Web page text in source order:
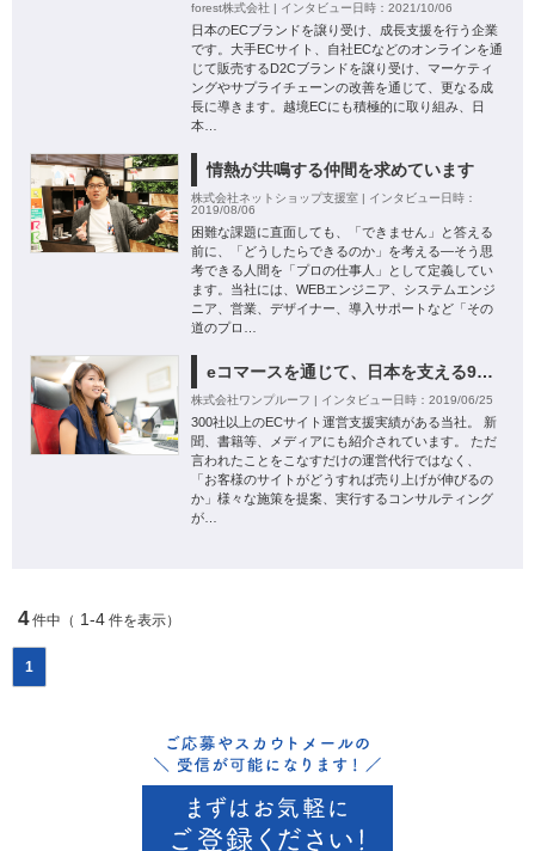
forest株式会社 | インタビュー日時：2021/10/06
日本のECブランドを譲り受け、成長支援を行う企業
です。大手ECサイト、自社ECなどのオンラインを通
じて販売するD2Cブランドを譲り受け、マーケティ
ングやサプライチェーンの改善を通じて、更なる成
長に導きます。越境ECにも積極的に取り組み、日
本…
情熱が共鳴する仲間を求めています
株式会社ネットショップ支援室 | インタビュー日時：
2019/08/06
困難な課題に直面しても、「できません」と答える
前に、「どうしたらできるのか」を考える―そう思
考できる人間を「プロの仕事人」として定義してい
ます。当社には、WEBエンジニア、システムエンジ
ニア、営業、デザイナー、導入サポートなど「その
道のプロ…
eコマースを通じて、日本を支える99％の中小企業を発展させたい。
株式会社ワンプルーフ | インタビュー日時：2019/06/25
300社以上のECサイト運営支援実績がある当社。 新
聞、書籍等、メディアにも紹介されています。 ただ
言われたことをこなすだけの運営代行ではなく、
「お客様のサイトがどうすれば売り上げが伸びるの
か」様々な施策を提案、実行するコンサルティング
が…
4件中（ 1-4 件を表示）
1